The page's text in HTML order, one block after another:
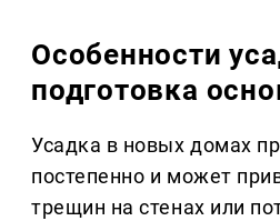
Особенности
подготовка
Усадка в новых домах
постепенно и может
трещин на стенах или